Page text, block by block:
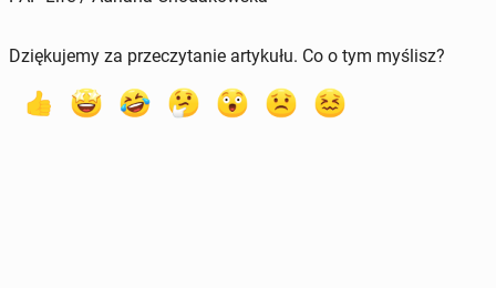
Dziękujemy za przeczytanie artykułu. Co o tym myślisz?